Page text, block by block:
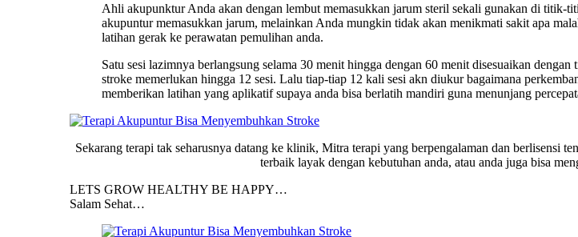
Ahli akupunktur Anda akan dengan lembut memasukkan jarum steril sekali gunakan di titik-
akupuntur memasukkan jarum, melainkan Anda mungkin tidak akan menikmati sakit apa
latihan gerak ke perawatan pemulihan anda.
Satu sesi lazimnya berlangsung selama 30 menit hingga dengan 60 menit disesuaikan
stroke memerlukan hingga 12 sesi. Lalu tiap-tiap 12 kali sesi akn diukur bagaimana
memberikan latihan yang aplikatif supaya anda bisa berlatih mandiri guna menunjang
Sekarang terapi tak seharusnya datang ke klinik, Mitra terapi yang berpengalaman dan berlisensi
terbaik layak dengan kebutuhan anda, atau anda juga bisa
LETS GROW HEALTHY BE HAPPY…
Salam Sehat…